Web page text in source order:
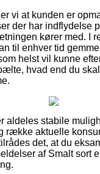
vi at kunden er
der har indflydelse
kører med. I
til enhver tid
helst vil kunne
hvad end du
aldeles stabile
række aktuelle
det, at du
af Smalt sort